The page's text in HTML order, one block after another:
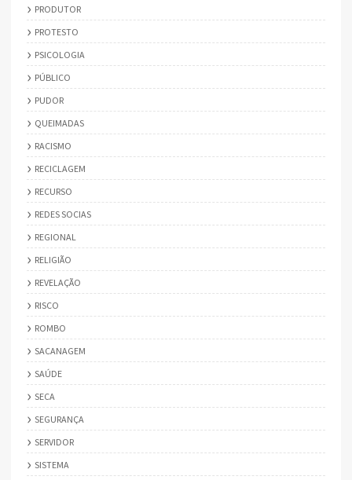
PRODUTOR
PROTESTO
PSICOLOGIA
PÚBLICO
PUDOR
QUEIMADAS
RACISMO
RECICLAGEM
RECURSO
REDES SOCIAS
REGIONAL
RELIGIÃO
REVELAÇÃO
RISCO
ROMBO
SACANAGEM
SAÚDE
SECA
SEGURANÇA
SERVIDOR
SISTEMA